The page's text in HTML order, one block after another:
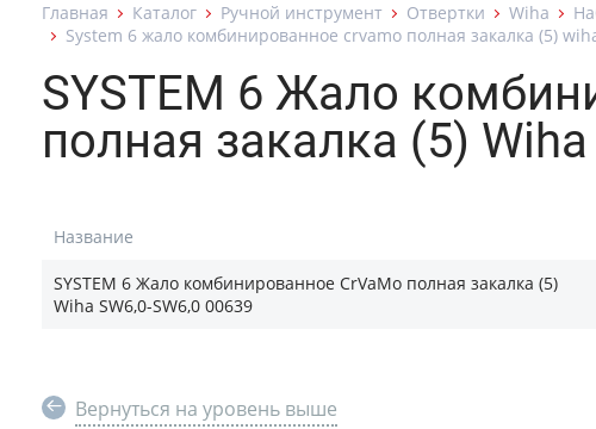
Главная Каталог Ручной инструмент Отвертки Wiha
System 6 жало комбинированное crvamo полная закалка (5)
SYSTEM 6 Жало
полная закалка (5)
Название
SYSTEM 6 Жало комбинированное CrVaMo полная закалка (5)
Wiha SW6,0-SW6,0 00639
Вернуться на уровень выше